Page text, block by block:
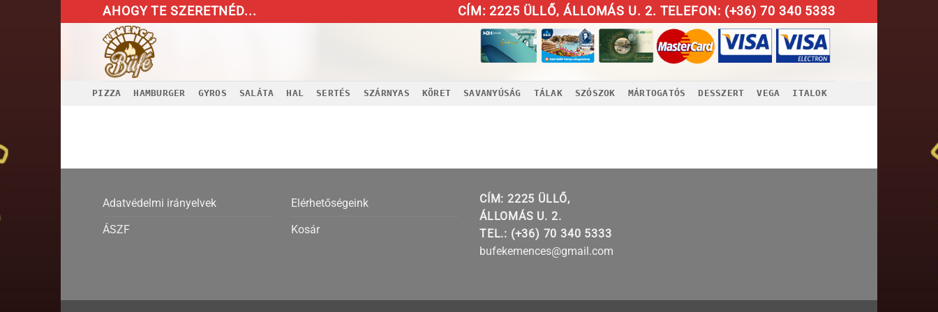
to
AHOGY TE SZERETNÉD... CÍM: 2225 ÜLLŐ, ÁLLOMÁS U. 2. TELEFON: (+36) 70 340 5333
PIZZA HAMBURGER GYROS SALÁTA HAL SERTÉS SZÁRNYAS KÖRET SAVANYÚSÁG TÁLAK SZÓSZOK MÁRTOGATÓS DESSZERT VEGA ITALOK
Adatvédelmi irányelvek
ÁSZF
Elérhetőségeink
Kosár
CÍM: 2225 ÜLLŐ,
ÁLLOMÁS U. 2.
TEL.: (+36) 70 340 5333
bufekemences@gmail.com